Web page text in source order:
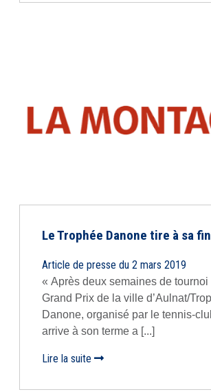
Le Trophée Danone tire à sa fin
Article de presse du 2 mars 2019
« Après deux semaines de
Grand Prix de la ville d’Aulnat/
Danone, organisé par le tennis-
arrive à son terme a [...]
Lire la suite